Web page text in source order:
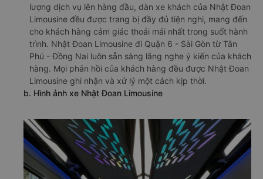
lượng dịch vụ lên hàng đầu, dàn xe khách của Nhật Đoan
Limousine đều được trang bị đầy đủ tiện nghi, mang đến
cho khách hàng cảm giác thoải mái nhất trong suốt hành
trình. Nhật Đoan Limousine đi Quận 6 - Sài Gòn từ Tân
Phú - Đồng Nai luôn sẵn sàng lắng nghe ý kiến của khách
hàng. Mọi phản hồi của khách hàng đều được Nhật Đoan
Limousine ghi nhận và xử lý một cách kịp thời.
b. Hình ảnh xe Nhật Đoan Limousine